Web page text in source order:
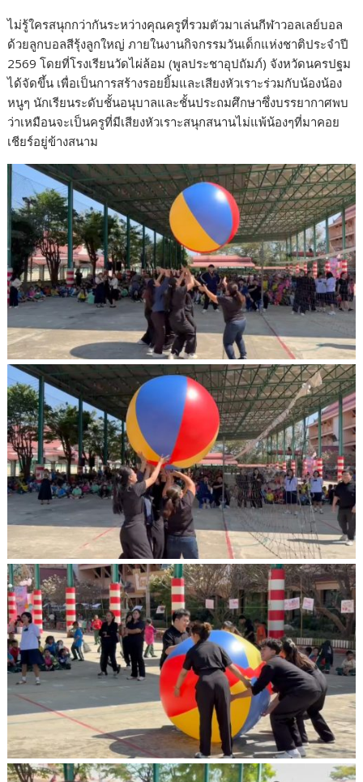
ไม่รู้ใครสนุกกว่ากันระหว่างคุณครูที่รวมตัวมาเล่นกีฬาวอลเลย์บอล
ด้วยลูกบอลสีรุ้งลูกใหญ่ ภายในงานกิจกรรมวันเด็กแห่งชาติประจำปี
2569 โดยที่โรงเรียนวัดไผ่ล้อม (พูลประชาอุปถัมภ์) จังหวัดนครปฐม
ได้จัดขึ้น เพื่อเป็นการสร้างรอยยิ้มและเสียงหัวเราะร่วมกับน้องน้อง
หนูๆ นักเรียนระดับชั้นอนุบาลและชั้นประถมศึกษาซึ่งบรรยากาศพบ
ว่าเหมือนจะเป็นครูที่มีเสียงหัวเราะสนุกสนานไม่แพ้น้องๆที่มาคอย
เชียร์อยู่ข้างสนาม